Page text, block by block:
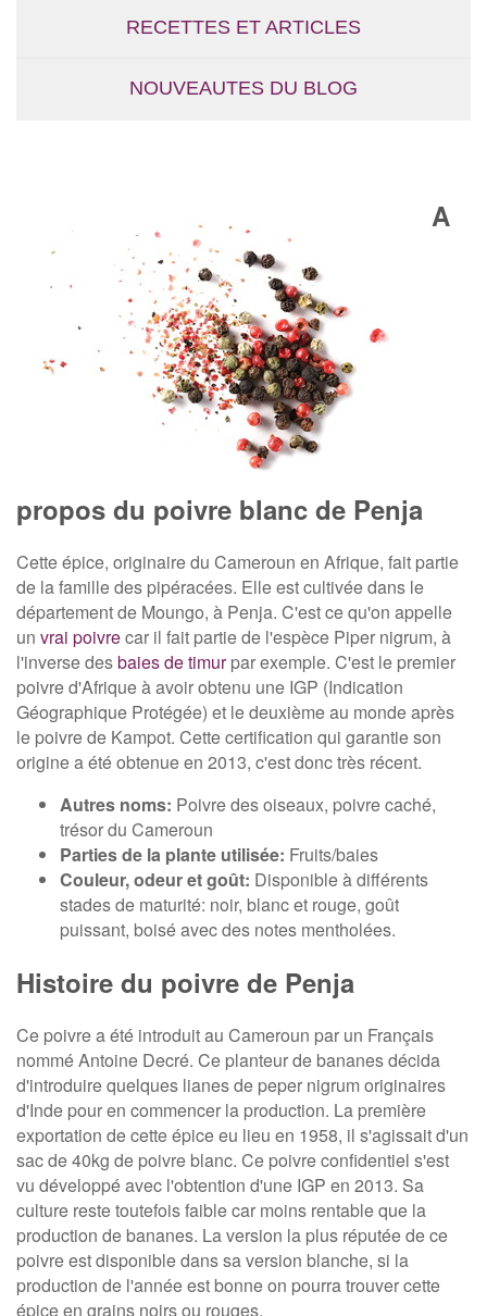
RECETTES ET ARTICLES
NOUVEAUTES DU BLOG
A
propos du poivre blanc de Penja
Cette épice, originaire du Cameroun en Afrique, fait partie
de la famille des pipéracées. Elle est cultivée dans le
département de Moungo, à Penja. C'est ce qu'on appelle
un vrai poivrecar il fait partie de l'espèce Piper nigrum, à
l'inverse desbaies de timurpar exemple. C'est le premier
poivre d'Afrique à avoir obtenu une IGP (Indication
Géographique Protégée) et le deuxième au monde après
le poivre de Kampot. Cette certification qui garantie son
origine a été obtenue en 2013, c'est donc très récent.
Autres noms: Poivre des oiseaux, poivre caché,
trésor du Cameroun
Parties de la plante utilisée: Fruits/baies
Couleur, odeur et goût: Disponible à différents
stades de maturité: noir, blanc et rouge, goût
puissant, boisé avec des notes mentholées.
Histoire du poivre de Penja
Ce poivre a été introduit au Cameroun par un Français
nommé Antoine Decré. Ce planteur de bananes décida
d'introduire quelques lianes de peper nigrum originaires
d'Inde pour en commencer la production. La première
exportation de cette épice eu lieu en 1958, il s'agissait d'un
sac de 40kg de poivre blanc. Ce poivre confidentiel s'est
vu développé avec l'obtention d'une IGP en 2013. Sa
culture reste toutefois faible car moins rentable que la
production de bananes. La version la plus réputée de ce
poivre est disponible dans sa version blanche, si la
production de l'année est bonne on pourra trouver cette
épice en grains noirs ou rouges.